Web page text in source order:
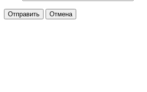
Отправить Отмена